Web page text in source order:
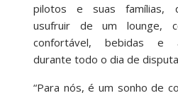
pilotos e suas famílias,
usufruir de um lounge,
confortável, bebidas e
durante todo o dia de
“Para nós, é um sonho de